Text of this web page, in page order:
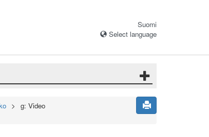
Suomi
Select language
g: Video